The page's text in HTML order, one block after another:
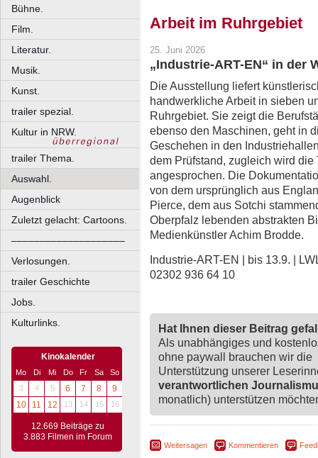
Bühne.
Film.
Literatur.
Musik.
Kunst.
trailer spezial.
Kultur in NRW.
trailer Thema.
Auswahl.
Augenblick
Zuletzt gelacht: Cartoons.
––––––––––––––––––––
Verlosungen.
trailer Geschichte
Jobs.
Kulturlinks.
Kinokalender
Mo Di Mi Do Fr Sa
So
3
4 5 6 7 8
9
10
11 12 13 14 15 16
12.669 Beiträge zu
3.883 Filmen im Forum
Arbeit im Ruhrgebiet
25. Juni 2026
„Industrie-ART-EN“ in der
Die Ausstellung liefert
handwerkliche Arbeit in sieben
Ruhrgebiet. Sie zeigt die
ebenso den Maschinen, geht in
Geschehen in den
dem Prüfstand, zugleich wird
angesprochen. Die
von dem ursprünglich aus
Pierce, dem aus Sotchi
Oberpfalz lebenden abstrakten
Medienkünstler Achim Brodde.
Industrie-ART-EN | bis 13.9. |
02302 936 64 10
Hat Ihnen dieser Beitrag
Als unabhängiges und
ohne paywall brauchen wir die
Unterstützung unserer
verantwortlichen
monatlich) unterstützen
Weitersagen Kommentieren